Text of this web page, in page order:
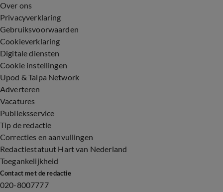
Over ons
Privacyverklaring
Gebruiksvoorwaarden
Cookieverklaring
Digitale diensten
Cookie instellingen
Upod & Talpa Network
Adverteren
Vacatures
Publieksservice
Tip de redactie
Correcties en aanvullingen
Redactiestatuut Hart van Nederland
Toegankelijkheid
Contact met de redactie
020-8007777